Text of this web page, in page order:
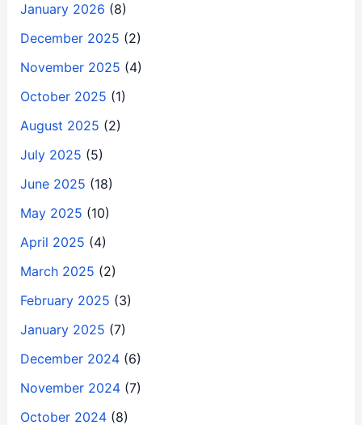
January 2026 (8)
December 2025 (2)
November 2025 (4)
October 2025 (1)
August 2025 (2)
July 2025 (5)
June 2025 (18)
May 2025 (10)
April 2025 (4)
March 2025 (2)
February 2025 (3)
January 2025 (7)
December 2024(6)
November 2024(7)
October 2024(8)